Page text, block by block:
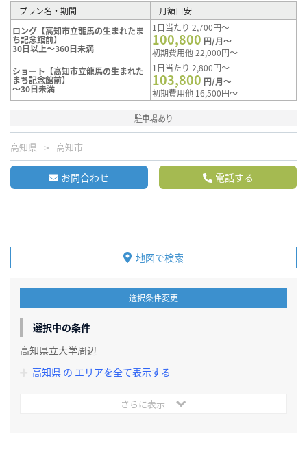
プラン名・期間
月額目安
ロング【高知市立龍馬の生まれたま
ち記念館前】
30日以上～360日未満
1日当たり 2,700円～
100,800 円/月～
初期費用他 22,000円～
ショート【高知市立龍馬の生まれた
まち記念館前】
～30日未満
1日当たり 2,800円～
103,800 円/月～
初期費用他 16,500円～
駐車場あり
高知県 高知市
お問合わせ 電話する
地図で検索
選択条件変更
選択中の条件
高知県立大学周辺
高知県 の エリアを全て表示する
さらに表示